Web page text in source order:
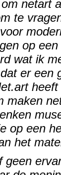
netart
te
op
wat ik
er een
maken
op een
het
geen